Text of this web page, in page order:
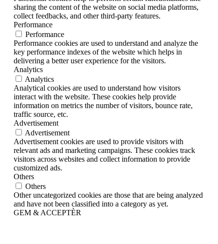
sharing the content of the website on social media platforms,
collect feedbacks, and other third-party features.
Performance
Performance
Performance cookies are used to understand and analyze the
key performance indexes of the website which helps in
delivering a better user experience for the visitors.
Analytics
Analytics
Analytical cookies are used to understand how visitors
interact with the website. These cookies help provide
information on metrics the number of visitors, bounce rate,
traffic source, etc.
Advertisement
Advertisement
Advertisement cookies are used to provide visitors with
relevant ads and marketing campaigns. These cookies track
visitors across websites and collect information to provide
customized ads.
Others
Others
Other uncategorized cookies are those that are being analyzed
and have not been classified into a category as yet.
GEM & ACCEPTÈR